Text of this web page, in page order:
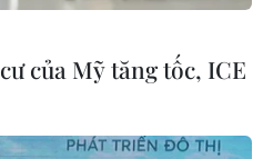
của Mỹ tăng tốc, ICE